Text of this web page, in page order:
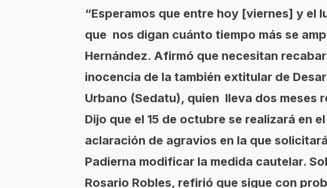
“Esperamos que entre hoy [viernes] y el
que nos digan cuánto tiempo más se
Hernández. Afirmó que necesitan
inocencia de la también extitular de
Urbano (Sedatu), quien lleva dos meses
Dijo que el 15 de octubre se realizará en
aclaración de agravios en la que
Padierna modificar la medida cautelar.
Rosario Robles, refirió que sigue con